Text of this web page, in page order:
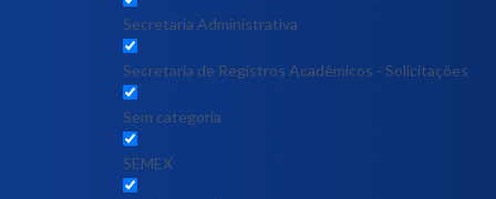
Secretaria Administrativa
Secretaria de Registros Acadêmicos - Solicitações
Sem categoria
SEMEX